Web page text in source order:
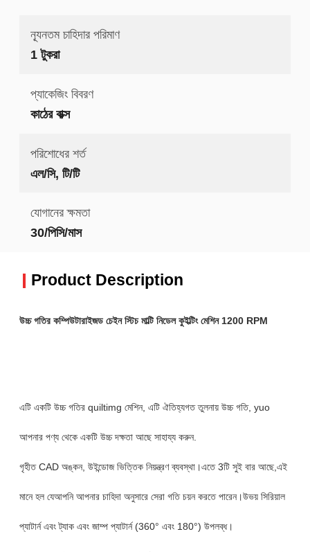
ন্যূনতম চাহিদার পরিমাণ
1 টুকরা
প্যাকেজিং বিবরণ
কাঠের বাক্স
পরিশোধের শর্ত
এল/সি, টি/টি
যোগানের ক্ষমতা
30/পিসি/মাস
Product Description
উচ্চ গতির কম্পিউটারাইজড চেইন স্টিচ মাল্টি নিডেল কুইল্টিং মেশিন 1200 RPM
এটি একটি উচ্চ গতির quiltimg মেশিন, এটি ঐতিহ্যগত তুলনায় উচ্চ গতি, yuo
আপনার পণ্য থেকে একটি উচ্চ দক্ষতা আছে সাহায্য করুন.
গৃহীত CAD অঙ্কন, উইন্ডোজ ভিত্তিক নিয়ন্ত্রণ ব্যবস্থা।এতে 3টি সুই বার আছে,এই
মানে হল যেআপনি আপনার চাহিদা অনুসারে সেরা গতি চয়ন করতে পারেন।উভয় সিরিয়াল
প্যাটার্ন এবং ট্যাক এবং জাম্প প্যাটার্ন (360° এবং 180°) উপলব্ধ।